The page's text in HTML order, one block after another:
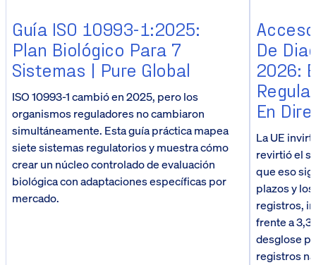
Guía ISO 10993-1:2025:
Plan Biológico Para 7
Sistemas | Pure Global
ISO 10993-1 cambió en 2025, pero los
organismos reguladores no cambiaron
simultáneamente. Esta guía práctica mapea
siete sistemas regulatorios y muestra cómo
crear un núcleo controlado de evaluación
biológica con adaptaciones específicas por
mercado.
De
2026:
En
La UE
revirtió el
que eso
plazos y
registros,
frente a
desglose
registros